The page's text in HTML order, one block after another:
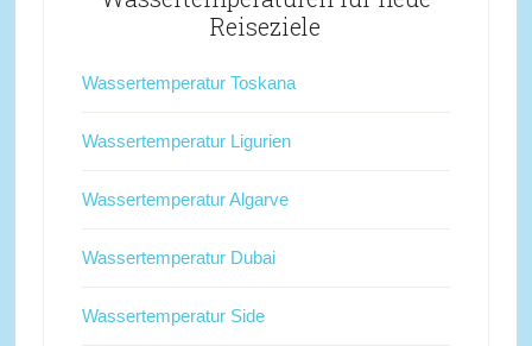
Reiseziele
Wassertemperatur Toskana
Wassertemperatur Ligurien
Wassertemperatur Algarve
Wassertemperatur Dubai
Wassertemperatur Side